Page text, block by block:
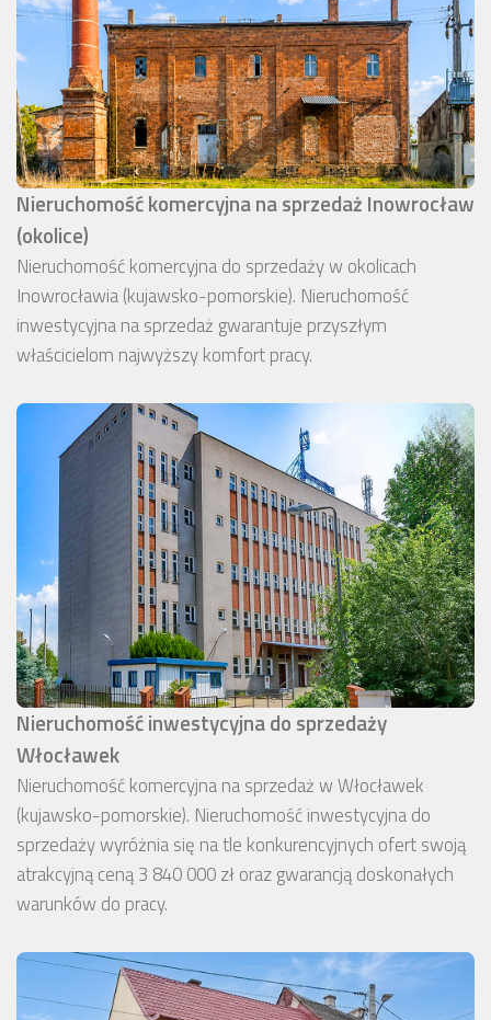
Nieruchomość komercyjna na sprzedaż Inowrocław
(okolice)
Nieruchomość komercyjna do sprzedaży w okolicach
Inowrocławia (kujawsko-pomorskie). Nieruchomość
inwestycyjna na sprzedaż gwarantuje przyszłym
właścicielom najwyższy komfort pracy.
Nieruchomość inwestycyjna do sprzedaży
Włocławek
Nieruchomość komercyjna na sprzedaż w Włocławek
(kujawsko-pomorskie). Nieruchomość inwestycyjna do
sprzedaży wyróżnia się na tle konkurencyjnych ofert swoją
atrakcyjną ceną 3 840 000 zł oraz gwarancją doskonałych
warunków do pracy.